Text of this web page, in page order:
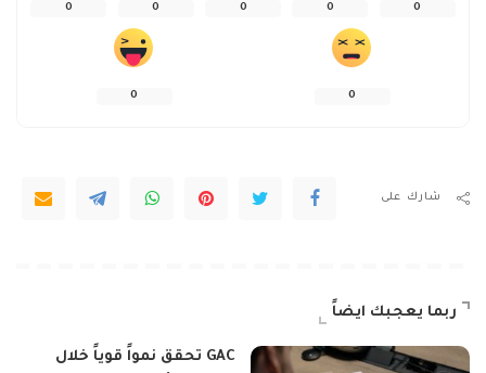
0
0
0
0
0
0
0
شارك على
ربما يعجبك ايضاً
GAC تحقق نمواً قوياً خلال